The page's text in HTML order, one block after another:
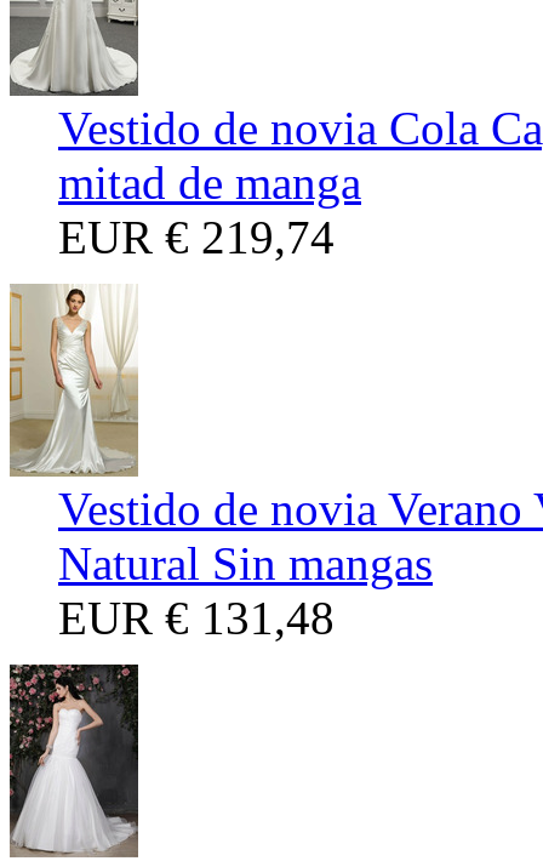
Vestido de novia Cola
mitad de manga
EUR € 219,74
Vestido de novia
Natural Sin mangas
EUR € 131,48